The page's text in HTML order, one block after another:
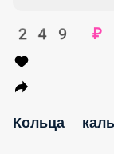
249 ₽
Кольца